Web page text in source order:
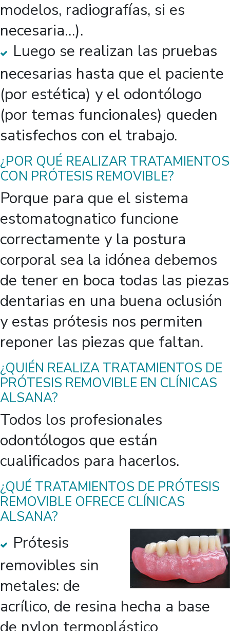
modelos, radiografías, si es
necesaria…).
Luego se realizan las pruebas
necesarias hasta que el paciente
(por estética) y el odontólogo
(por temas funcionales) queden
satisfechos con el trabajo.
¿POR QUÉ REALIZAR TRATAMIENTOS
CON PRÓTESIS REMOVIBLE?
Porque para que el sistema
estomatognatico funcione
correctamente y la postura
corporal sea la idónea debemos
de tener en boca todas las piezas
dentarias en una buena oclusión
y estas prótesis nos permiten
reponer las piezas que faltan.
¿QUIÉN REALIZA TRATAMIENTOS DE
PRÓTESIS REMOVIBLE EN CLÍNICAS
ALSANA?
Todos los profesionales
odontólogos que están
cualificados para hacerlos.
¿QUÉ TRATAMIENTOS DE PRÓTESIS
REMOVIBLE OFRECE CLÍNICAS
ALSANA?
Prótesis
removibles sin
metales: de
acrílico, de resina hecha a base